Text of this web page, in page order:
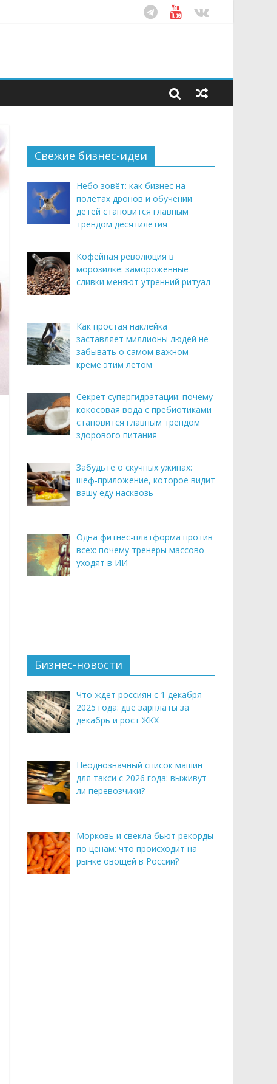
Свежие бизнес-идеи
Небо зовёт: как бизнес на
полётах дронов и обучении
детей становится главным
трендом десятилетия
Кофейная революция в
морозилке: замороженные
сливки меняют утренний ритуал
Как простая наклейка
заставляет миллионы людей не
забывать о самом важном
креме этим летом
Секрет супергидратации: почему
кокосовая вода с пребиотиками
становится главным трендом
здорового питания
Забудьте о скучных ужинах:
шеф-приложение, которое видит
вашу еду насквозь
Одна фитнес-платформа против
всех: почему тренеры массово
уходят в ИИ
Бизнес-новости
Что ждет россиян с 1 декабря
2025 года: две зарплаты за
декабрь и рост ЖКХ
Неоднозначный список машин
для такси с 2026 года: выживут
ли перевозчики?
Морковь и свекла бьют рекорды
по ценам: что происходит на
рынке овощей в России?